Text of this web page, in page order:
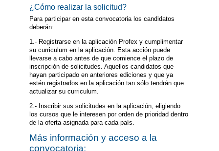
¿Cómo realizar la solicitud?
Para participar en esta convocatoria los candidatos
deberán:
1.- Registrarse en la aplicación Profex y cumplimentar
su curriculum en la aplicación. Esta acción puede
llevarse a cabo antes de que comience el plazo de
inscripción de solicitudes. Aquellos candidatos que
hayan participado en anteriores ediciones y que ya
estén registrados en la aplicación tan sólo tendrán que
actualizar su curriculum.
2.- Inscribir sus solicitudes en la aplicación, eligiendo
los cursos que le interesen por orden de prioridad dentro
de la oferta asignada para cada país.
Más información y acceso a la
convocatoria: